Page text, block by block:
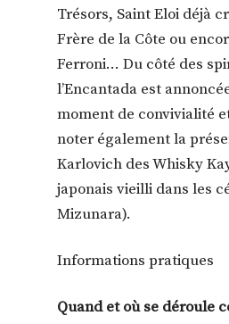
Trésors, Saint Eloi déjà
Frère de la Côte ou
Ferroni… Du côté des
l’Encantada est
moment de convivialité
noter également la
Karlovich desWhisky
japonais vieilli dans les
Mizunara).
Informations pratiques
Quand et où se déroule